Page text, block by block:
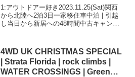
メント
1:アウトドアー好き2023.11.25(Sat)関西
から北陸へ2泊3日一家移住車中泊 | 引越
し当日から新居への48時間中古キャンピ
ー好き2023.11.25(Sa...
4WD UK CHRISTMAS SPECIAL
| Strata Florida | rock climbs |
WATER CROSSINGS | Green